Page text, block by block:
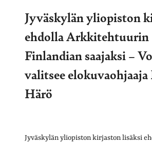
Jyväskylän yliopiston
ehdolla Arkkitehtuurin
Finlandian saajaksi –
valitsee
Härö
Jyväskylän yliopiston kirjaston lisäksi